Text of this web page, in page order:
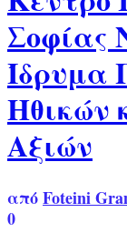
Σοφίας
Ίδρυμα
Ηθικών
Αξιών
απόFoteini
0